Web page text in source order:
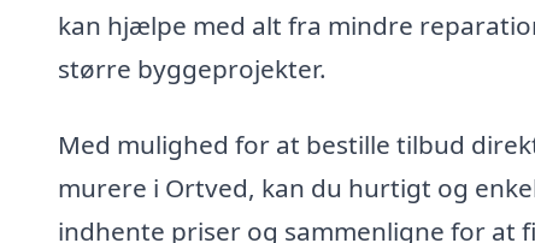
kan hjælpe med alt fra mindre
større byggeprojekter.
Med mulighed for at bestille tilbud
murere i Ortved, kan du hurtigt og
indhente priser og sammenligne for at